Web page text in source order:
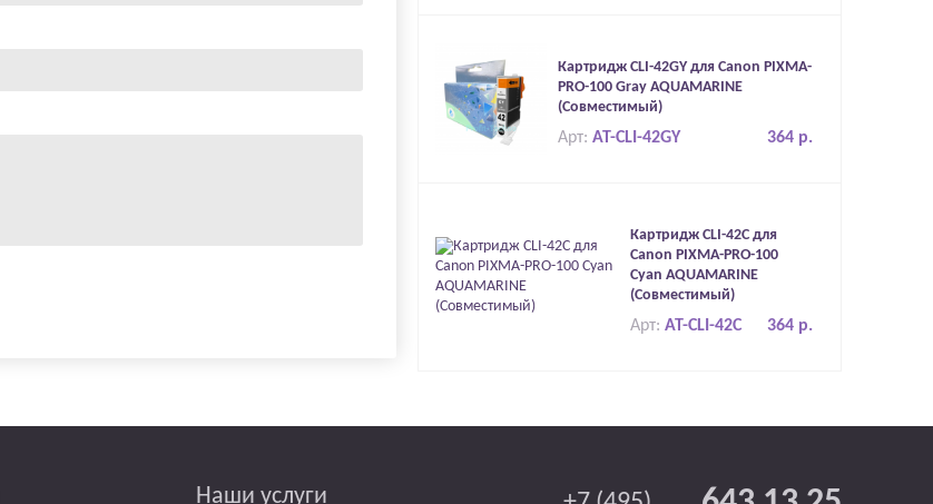
Картридж CLI-42GY для Canon PIXMA-
PRO-100 Gray AQUAMARINE
(Совместимый)
364 р.
Арт: AT-CLI-42GY
Картридж CLI-42C для
Canon PIXMA-PRO-100
Cyan AQUAMARINE
(Совместимый)
364 р.
Арт:AT-CLI-42C
Наши услуги